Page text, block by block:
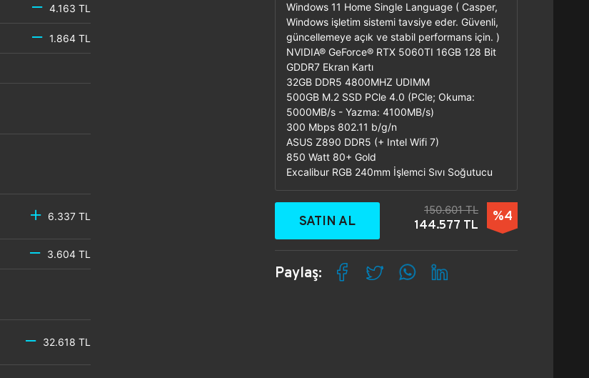
4.163 TL
1.864 TL
6.337 TL
3.604 TL
32.618 TL
Windows 11 Home Single Language ( Casper,
Windows işletim sistemi tavsiye eder. Güvenli,
güncellemeye açık ve stabil performans için. )
NVIDIA® GeForce® RTX 5060TI 16GB 128 Bit
GDDR7 Ekran Kartı
32GB DDR5 4800MHZ UDIMM
500GB M.2 SSD PCle 4.0 (PCle; Okuma:
5000MB/s - Yazma: 4100MB/s)
300 Mbps 802.11 b/g/n
ASUS Z890 DDR5 (+ Intel Wifi 7)
850 Watt 80+ Gold
Excalibur RGB 240mm İşlemci Sıvı Soğutucu
SATIN AL
150.601 TL
144.577 TL
%4
Paylaş: